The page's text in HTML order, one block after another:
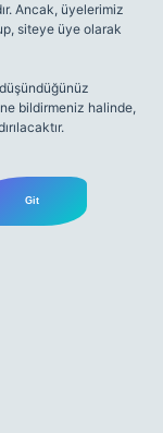
Ancak, üyelerimiz
siteye üye olarak
bildirmeniz halinde,